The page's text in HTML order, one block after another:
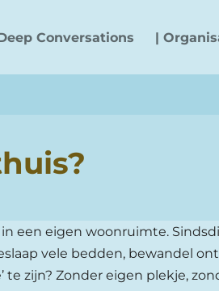
Conversations |
een eigen woonruimte.
vele bedden, bewandel
te zijn? Zonder eigen plekje,